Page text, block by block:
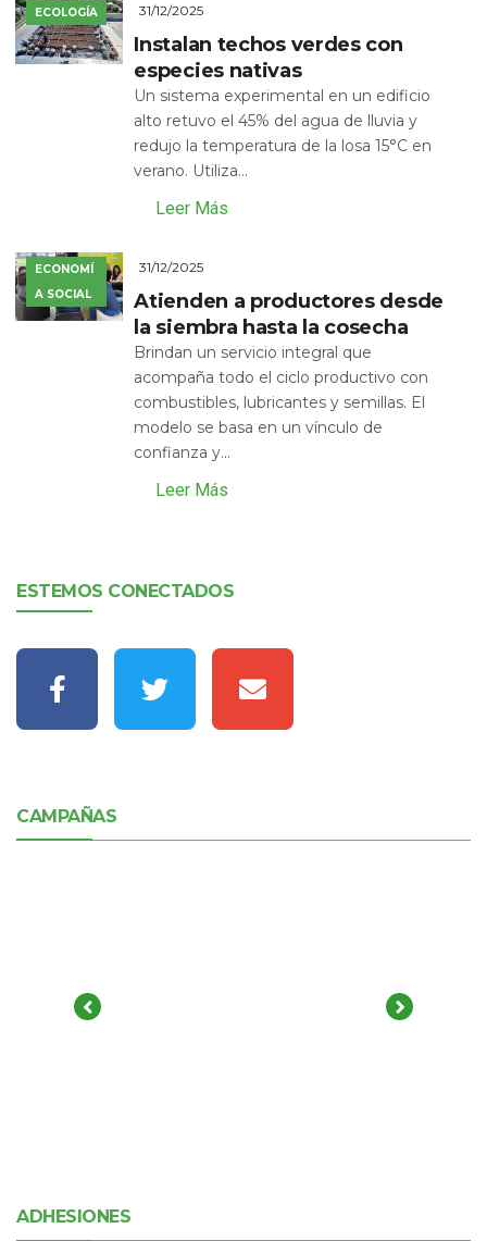
ECOLOGÍA 31/12/2025
Instalan techos verdes con
especies nativas
Un sistema experimental en un edificio
alto retuvo el 45% del agua de lluvia y
redujo la temperatura de la losa 15°C en
verano. Utiliza...
Leer Más
ECONOMÍ
A SOCIAL
31/12/2025
Atienden a productores desde
la siembra hasta la cosecha
Brindan un servicio integral que
acompaña todo el ciclo productivo con
combustibles, lubricantes y semillas. El
modelo se basa en un vínculo de
confianza y...
Leer Más
ESTEMOS CONECTADOS
CAMPAÑAS
ADHESIONES